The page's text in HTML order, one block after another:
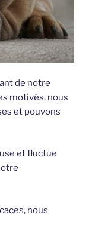
de notre
motivés, nous
et pouvons
et fluctue
nous